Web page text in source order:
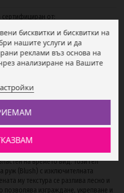
сертифициран от:
е течен изграждащ гел в неутрален
на времето вид. Този гел
руж (Blush) с изключителната
му текстура се разлива лесно и
позволява изграждане, укрепване и
бисквитки и бисквитки на
нашите услуги и да
реклами въз основа на
анализиране на Вашите